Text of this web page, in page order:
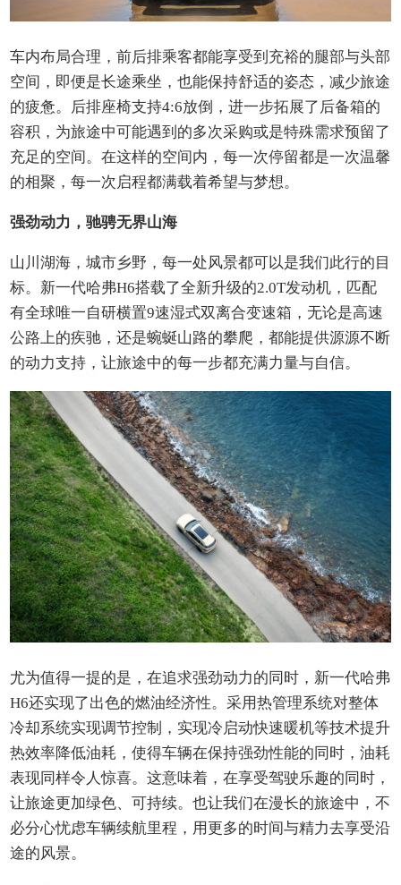
车内布局合理，前后排乘客都能享受到充裕的腿部与头部
空间，即便是长途乘坐，也能保持舒适的姿态，减少旅途
的疲惫。后排座椅支持4:6放倒，进一步拓展了后备箱的
容积，为旅途中可能遇到的多次采购或是特殊需求预留了
充足的空间。在这样的空间内，每一次停留都是一次温馨
的相聚，每一次启程都满载着希望与梦想。
强劲动力，驰骋无界山海
山川湖海，城市乡野，每一处风景都可以是我们此行的目
标。新一代哈弗H6搭载了全新升级的2.0T发动机，匹配
有全球唯一自研横置9速湿式双离合变速箱，无论是高速
公路上的疾驰，还是蜿蜒山路的攀爬，都能提供源源不断
的动力支持，让旅途中的每一步都充满力量与自信。
尤为值得一提的是，在追求强劲动力的同时，新一代哈弗
H6还实现了出色的燃油经济性。采用热管理系统对整体
冷却系统实现调节控制，实现冷启动快速暖机等技术提升
热效率降低油耗，使得车辆在保持强劲性能的同时，油耗
表现同样令人惊喜。这意味着，在享受驾驶乐趣的同时，
让旅途更加绿色、可持续。也让我们在漫长的旅途中，不
必分心忧虑车辆续航里程，用更多的时间与精力去享受沿
途的风景。